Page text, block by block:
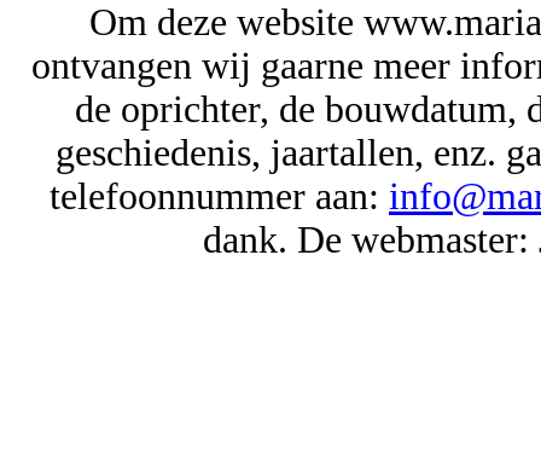
Om deze website
ontvangen wij gaarne meer
de oprichter, de bouwdatum,
geschiedenis, jaartallen, enz.
telefoonnummer aan:
dank. De